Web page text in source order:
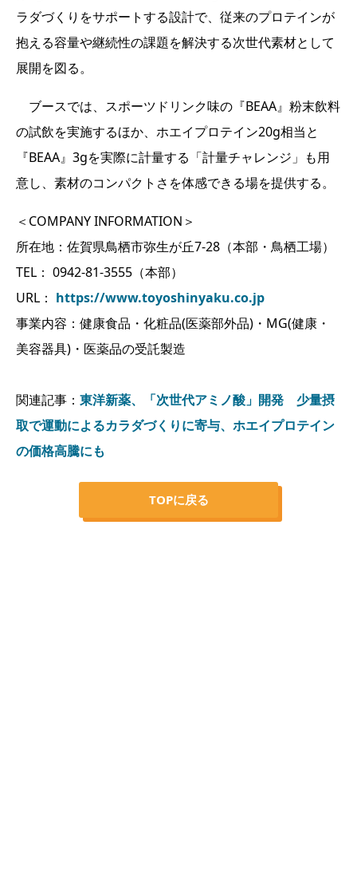
ラダづくりをサポートする設計で、従来のプロテインが
抱える容量や継続性の課題を解決する次世代素材として
展開を図る。
ブースでは、スポーツドリンク味の『BEAA』粉末飲料
の試飲を実施するほか、ホエイプロテイン20g相当と
『BEAA』3gを実際に計量する「計量チャレンジ」も用
意し、素材のコンパクトさを体感できる場を提供する。
＜COMPANY INFORMATION＞
所在地：佐賀県鳥栖市弥生が丘7-28（本部・鳥栖工場）
TEL： 0942-81-3555（本部）
URL： https://www.toyoshinyaku.co.jp
事業内容：健康食品・化粧品(医薬部外品)・MG(健康・
美容器具)・医薬品の受託製造
関連記事： 東洋新薬、「次世代アミノ酸」開発 少量摂
取で運動によるカラダづくりに寄与、ホエイプロテイン
の価格高騰にも
TOPに戻る